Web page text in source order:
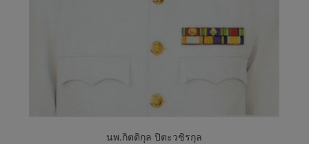
นพ.กิตติกุล ปิตะวชิรกุล